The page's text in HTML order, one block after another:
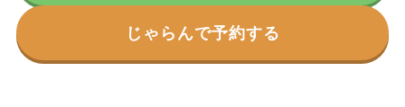
じゃらんで予約する